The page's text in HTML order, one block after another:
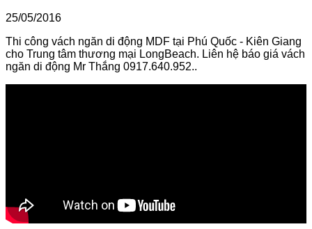
25/05/2016
Thi công vách ngăn di động MDF tại Phú Quốc - Kiên Giang
cho Trung tâm thương mại LongBeach. Liên hệ báo giá vách
ngăn di động Mr Thắng 0917.640.952..